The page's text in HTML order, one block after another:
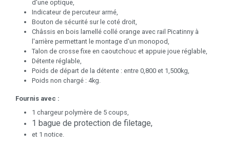
d'une optique,
Indicateur de percuteur armé,
Bouton de sécurité sur le coté droit,
Châssis en bois lamellé collé orange avec rail Picatinny à
l'arrière permettant le montage d'un monopod,
Talon de crosse fixe en caoutchouc et appuie joue réglable,
Détente réglable,
Poids de départ de la détente : entre 0,800 et 1,500kg,
Poids non chargé : 4kg.
Fournis avec :
1 chargeur polymère de 5 coups,
1 bague de protection de filetage,
et 1 notice.